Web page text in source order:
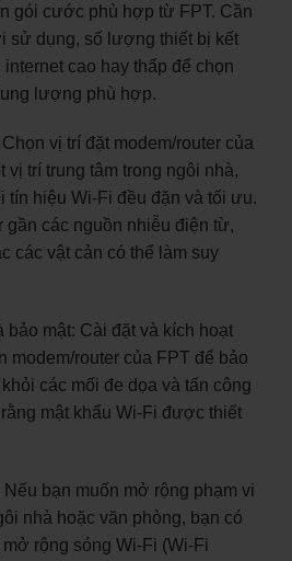
gói cước phù hợp từ FPT. Cần
sử dụng, số lượng thiết bị kết
cao hay thấp để chọn
lượng phù hợp.
vị trí đặt modem/router của
vị trí trung tâm trong ngôi nhà,
tín hiệu Wi-Fi đều đặn và tối ưu.
gần các nguồn nhiễu điện từ,
các vật cản có thể làm suy
mật: Cài đặt và kích hoạt
modem/router của FPT để bảo
các mối đe dọa và tấn công
mật khẩu Wi-Fi được thiết
bạn muốn mở rộng phạm vi
nhà hoặc văn phòng, bạn có
rộng sóng Wi-Fi (Wi-Fi